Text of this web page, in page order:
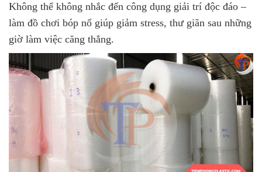
Không thể không nhắc đến công dụng giải trí độc đáo –
làm đồ chơi bóp nổ giúp giảm stress, thư giãn sau những
giờ làm việc căng thẳng.